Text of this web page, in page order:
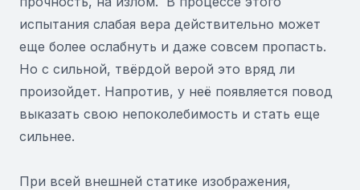
испытания слабая вера действительно может
еще более ослабнуть и даже совсем пропасть.
Но с сильной, твёрдой верой это вряд ли
произойдет. Напротив, у неё появляется повод
выказать свою непоколебимость и стать еще
сильнее.
При всей внешней статике изображения,